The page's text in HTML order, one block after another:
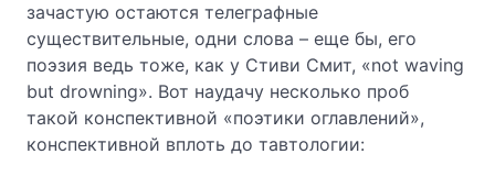
зачастую остаются телеграфные
существительные, одни слова – еще бы, его
поэзия ведь тоже, как у Стиви Смит, «not waving
but drowning». Вот наудачу несколько проб
такой конспективной «поэтики оглавлений»,
конспективной вплоть до тавтологии: